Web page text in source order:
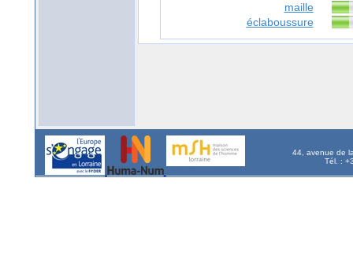
maille
éclaboussure
44, avenue de
Tél. :